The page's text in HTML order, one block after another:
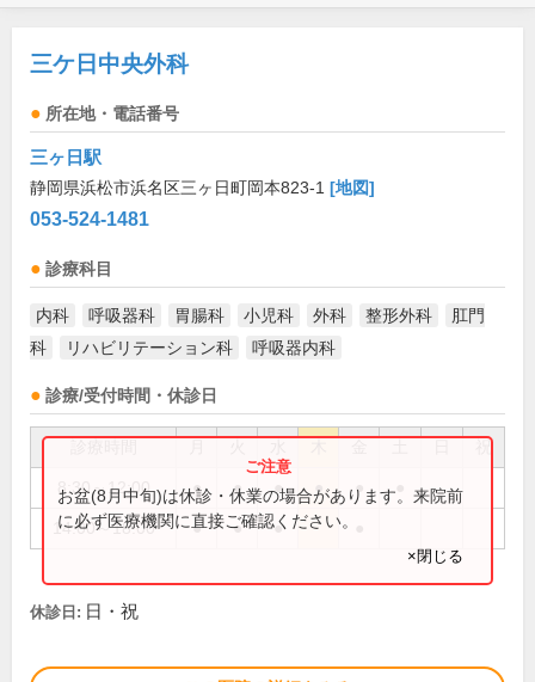
三ケ日中央外科
所在地・電話番号
三ヶ日駅
静岡県浜松市浜名区三ヶ日町岡本823-1 [地図]
053-524-1481
診療科目
内科 呼吸器科 胃腸科 小児科 外科 整形外科
肛門
科
リハビリテーション科 呼吸器内科
診療/受付時間・休診日
祝
8:30～12:00 ● ● ● ● ●
14:00～18:00 ● ● ●
お盆(8月中旬)は休診・休業の場合があります。来院前
に必ず医療機関に直接ご確認ください。
×閉じる
休診日: 日・祝